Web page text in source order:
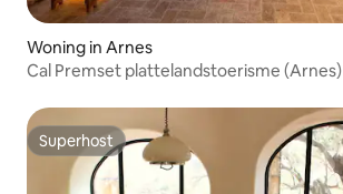
Woning in Arnes
Cal Premset plattelandstoerisme (Arnes)
Superhost
Superhost